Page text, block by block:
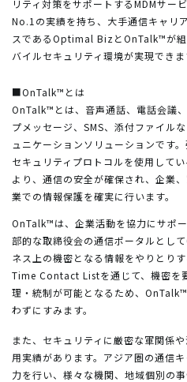
リティ対策をサポートするMDMサー
No.1の実績を持ち、大手通信キャリ
スであるOptimal BizとOnTalk™が組
バイルセキュリティ環境が実現できま
■OnTalk™とは
OnTalk™とは、音声通話、電話会議
プメッセージ、SMS、添付ファイル
ュニケーションソリューションです
セキュリティプロトコルを使用して
より、通信の安全が確保され、企業
業での情報保護を確実に行います。
OnTalk™は、企業活動を協力にサポ
部的な取締役会の通信ポータルとし
ネス上の機密となる情報をやりとり
Time Contact Listを通じて、機密を
理・統制が可能となるため、
わずにすみます。
また、セキュリティに厳密な軍関係
用実績があります。アジア圏の通信
力を行い、様々な機関、地域個別の